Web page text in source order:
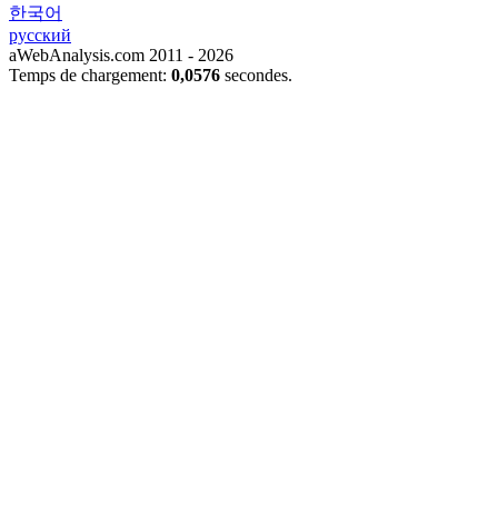
한국어
русский
aWebAnalysis.com 2011 - 2026
Temps de chargement: 0,0576 secondes.